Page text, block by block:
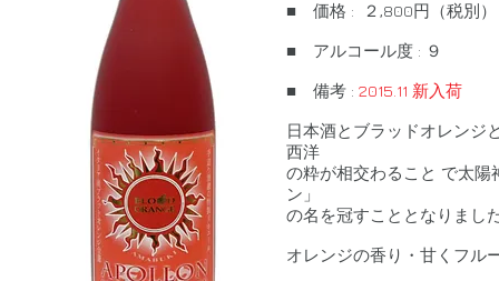
■ 価格 : ２,800円（税別）
■ アルコール度 : ９
■ 備考 : 2015.11 新入荷
日本酒とブラッドオレンジ
西洋
の粋が相交わること で太陽
ン」
の名を冠すこととなりまし
オレンジの香り・ 甘くフル